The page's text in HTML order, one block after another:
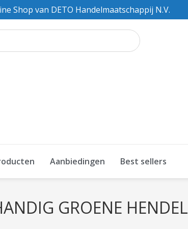
Shop van DETO Handelmaatschappij N.V.
Aanbiedingen Best sellers
GROENE HENDEL